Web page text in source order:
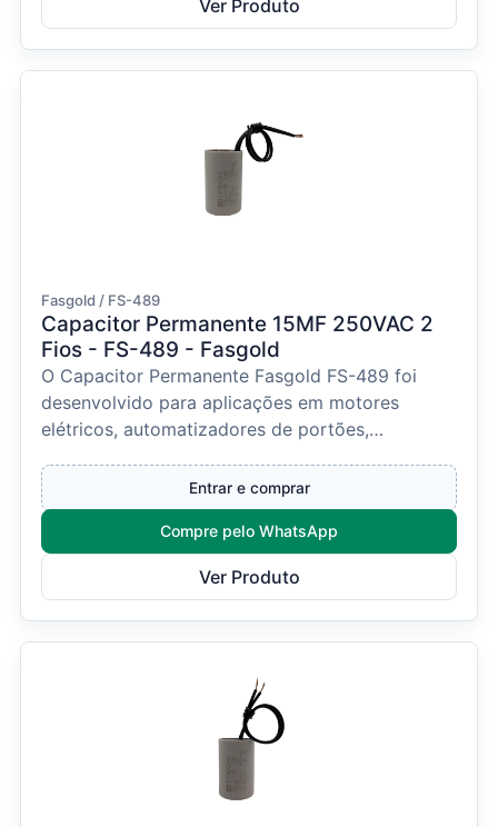
Ver Produto
Fasgold / FS-489
Capacitor Permanente 15ΜF 250VAC 2
Fios - FS-489 - Fasgold
O Capacitor Permanente Fasgold FS-489 foi
desenvolvido para aplicações em motores
elétricos, automatizadores de portões,
Entrar e comprar
Compre pelo WhatsApp
Ver Produto